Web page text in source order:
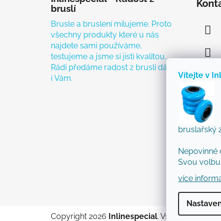
Vítejte v
bruslařský
Nepovinné
Svou
více
bruslí
Brusle a bruslení milujeme. Proto
všechny produkty které u nás
najdete sami používáme,
testujeme a jsme si jisti kvalitou.
Rádi předáme radost z bruslí dál
i Vám.
Copyright 2026 Inlinespecial. Všechna práva